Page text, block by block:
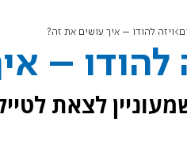
ויזה להודו – איך עושים את זה?
להודו –
לצאת